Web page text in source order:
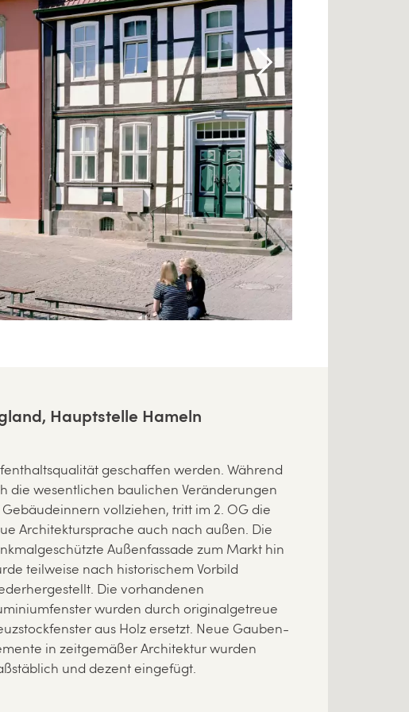
Hauptstelle Hameln
geschaffen werden. Während
die wesentlichen baulichen Veränderungen
Gebäudeinnern vollziehen, tritt im 2. OG die
Architektursprache auch nach außen. Die
Außenfassade zum Markt hin
teilweise nach historischem Vorbild
Die vorhandenen
wurden durch originalgetreue
aus Holz ersetzt. Neue Gauben-
in zeitgemäßer Architektur wurden
und dezent eingefügt.